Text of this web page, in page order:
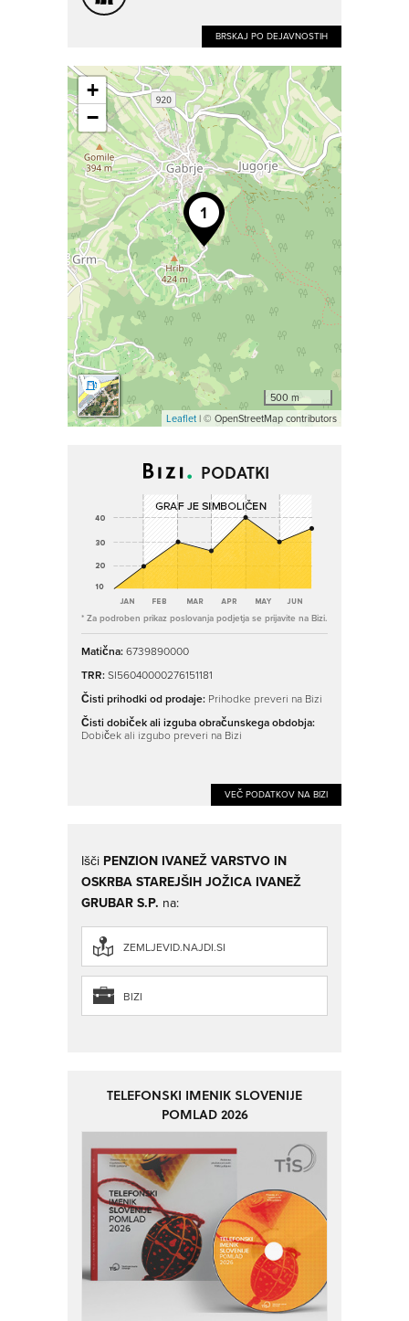
BRSKAJ PO DEJAVNOSTIH
+
−
500 m
Leaflet| © OpenStreetMap contributors
PODATKI
* Za podroben prikaz poslovanja podjetja se prijavite na Bizi.
Matična:6739890000
TRR:SI56040000276151181
Čisti prihodki od prodaje: Prihodke preveri na Bizi
Čisti dobiček ali izguba obračunskega obdobja:
Dobiček ali izgubo preveri na Bizi
VEČ PODATKOV NA BIZI
Išči PENZION IVANEŽ VARSTVO IN
OSKRBA STAREJŠIH JOŽICA IVANEŽ
GRUBAR S.P. na:
ZEMLJEVID.NAJDI.SI
BIZI
TELEFONSKI IMENIK SLOVENIJE
POMLAD 2026